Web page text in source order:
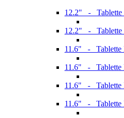
12.2" - Tablette
12.2" - Tablette
11.6" - Tablette
11.6" - Tablette
11.6" - Tablette
11.6" - Tablette